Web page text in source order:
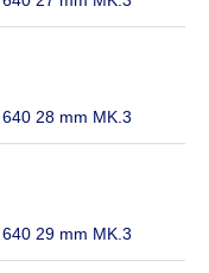
28 mm MK.3
29 mm MK.3